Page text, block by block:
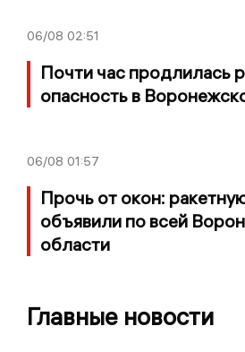
06/08 02:51
Почти час продлилась
опасность в
06/08 01:57
Прочь от окон:
объявили по всей
области
Главные новости